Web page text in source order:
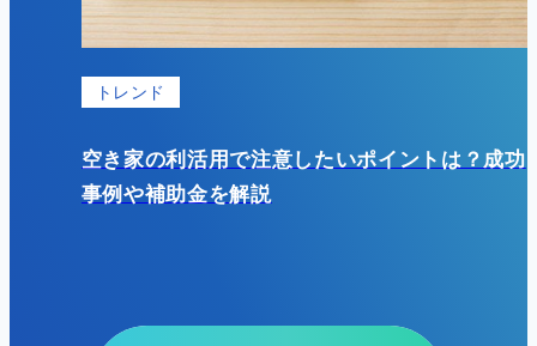
基礎知識
初期費用の少ない駐車場経営は土地活用におす
すめ？具体的なメリット・デメリットを紹介！